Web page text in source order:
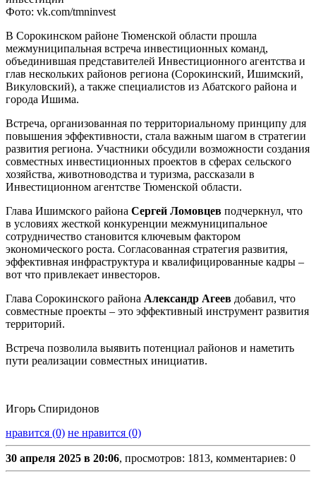
Фото: vk.com/tmninvest
В Сорокинском районе Тюменской области прошла
межмуниципальная встреча инвестиционных команд,
объединившая представителей Инвестиционного агентства и
глав нескольких районов региона (Сорокинский, Ишимский,
Викуловский), а также специалистов из Абатского района и
города Ишима.
Встреча, организованная по территориальному принципу для
повышения эффективности, стала важным шагом в стратегии
развития региона. Участники обсудили возможности создания
совместных инвестиционных проектов в сферах сельского
хозяйства, животноводства и туризма, рассказали в
Инвестиционном агентстве Тюменской области.
Глава Ишимского района Сергей Ломовцев подчеркнул, что
в условиях жесткой конкуренции межмуниципальное
сотрудничество становится ключевым фактором
экономического роста. Согласованная стратегия развития,
эффективная инфраструктура и квалифицированные кадры –
вот что привлекает инвесторов.
Глава Сорокинского района Александр Агеев добавил, что
совместные проекты – это эффективный инструмент развития
территорий.
Встреча позволила выявить потенциал районов и наметить
пути реализации совместных инициатив.
Игорь Спиридонов
нравится (0) не нравится (0)
30 апреля 2025 в 20:06, просмотров: 1813, комментариев: 0